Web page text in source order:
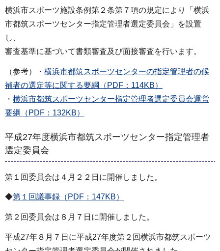
横浜市スポーツ施設条例第２条第７項の規定により「横浜
市都筑スポーツセンター指定管理者選定委員会」を設置
し、
審査基準に基づいて書類審査及び面接審査を行います。
（参考）・ 横浜市都筑スポーツセンターの指定管理者の候
補者の選定等に関する要綱（PDF：114KB）
・ 横浜市都筑スポーツセンター指定管理者選定委員会運営
要綱（PDF：132KB）
平成27年度横浜市都筑スポーツセンター指定管理者
選定委員会
第１回委員会は４月２２日に開催しました。
◆第１回議事録（PDF：147KB）
第２回委員会は８月７日に開催しました。
平成27年８月７日に平成27年度第２回横浜市都筑スポーツ